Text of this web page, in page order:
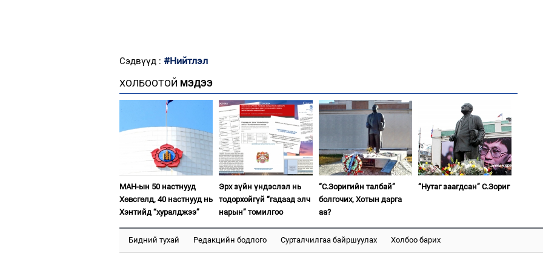
Сэдвүүд : #Нийтлэл
ХОЛБООТОЙ МЭДЭЭ
МАН-ын 50 настнууд
Хөвсгөлд, 40 настнууд нь
Хэнтийд “хуралджээ”
Эрх зүйн үндэслэл нь
тодорхойгүй “гадаад элч
нарын” томилгоо
“С.Зоригийн талбай”
болгочих, Хотын дарга
аа?
“Нутаг заагдсан” С.Зориг
Бидний тухай Редакцийн бодлого Сурталчилгаа байршуулах Холбоо барих